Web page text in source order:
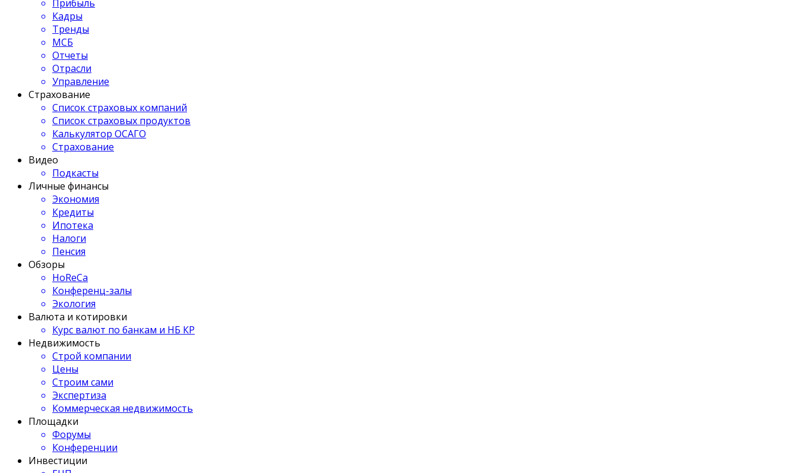
Прибыль
Кадры
Тренды
МСБ
Отчеты
Отрасли
Управление
Страхование
Список страховых компаний
Список страховых продуктов
Калькулятор ОСАГО
Страхование
Видео
Подкасты
Личные финансы
Экономия
Кредиты
Ипотека
Налоги
Пенсия
Обзоры
HoReCa
Конференц-залы
Экология
Валюта и котировки
Курс валют по банкам и НБ КР
Недвижимость
Строй компании
Цены
Строим сами
Экспертиза
Коммерческая недвижимость
Площадки
Форумы
Конференции
Инвестиции